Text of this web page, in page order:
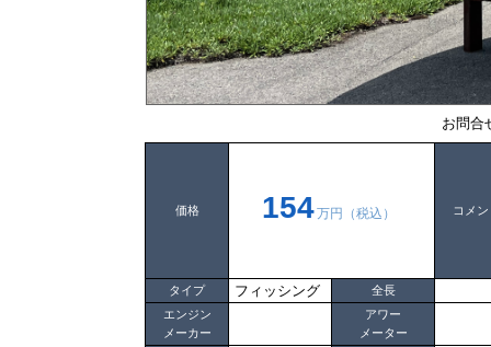
お問
価格 154万円（税込） コメン
タイプ フィッシング
全長
エンジン
メーカー
アワー
メーター